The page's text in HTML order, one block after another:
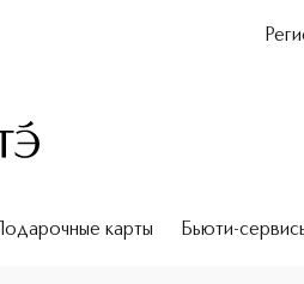
Подарочные карты Бьюти-